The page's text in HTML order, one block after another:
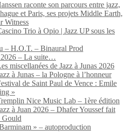
raconte son parcours entre jazz,
et Paris, ses projets Middle Earth,
Witness
Trio à Opio | Jazz UP sous les
– H.O.T. – Binaural Prod
2026 – La suite…
miscellanées de Jazz à Junas 2026
à Junas – la Pologne à l’honneur
de Saint Paul de Vence : Emile
»
Nice Music Lab – 1ère édition
à Juan 2026 – Dhafer Youssef fait
Gould
» – autoproduction